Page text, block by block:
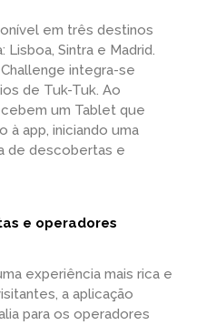
em três destinos
Sintra e Madrid.
integra-se
de Tuk-Tuk. Ao
um Tablet que
à app, iniciando uma
de descobertas e
e operadores
experiência mais rica e
a aplicação
para os operadores